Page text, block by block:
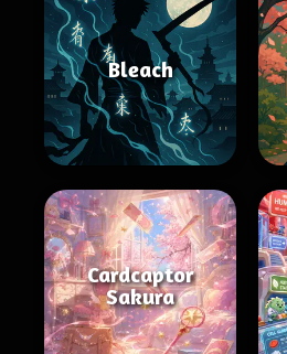
Bleach
Cardcaptor
Sakura